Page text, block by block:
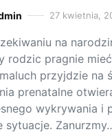
27 kwietnia,
na
rodzic pragnie
przyjdzie na
prenatalne
wykrywania i
sytuacje.